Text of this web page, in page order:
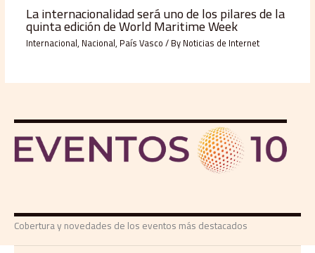
La internacionalidad será uno de los pilares de la
quinta edición de World Maritime Week
Internacional, Nacional, País Vasco/ ByNoticias de Internet
Cobertura y novedades de los eventos más destacados